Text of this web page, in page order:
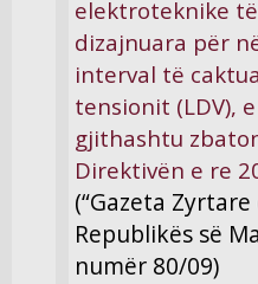
elektroteknike të
dizajnuara për
interval të
tensionit (LDV),
gjithashtu
Direktivën e re
(“Gazeta Zyrtare
Republikës së
numër 80/09)